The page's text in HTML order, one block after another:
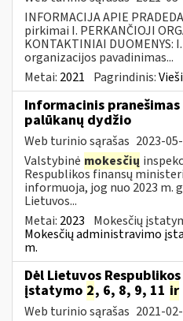
INFORMACIJA APIE
pirkimai I. PERKANČIOJI
KONTAKTINIAI DUOMENYS:
organizacijos pavadinimas...
Metai: 2021 Pagrindinis:
Informacinis
palūkanų dydžio
Web turinio sąrašas 2023-
Valstybinė mokesčių
Respublikos finansų
informuoja, jog nuo 2023 m.
Lietuvos...
Metai: 2023 Mokesčių
Mokesčių administravimo
m.
Dėl Lietuvos
įstatymo 2, 6, 8, 9, 11 ir
Web turinio sąrašas 2021-